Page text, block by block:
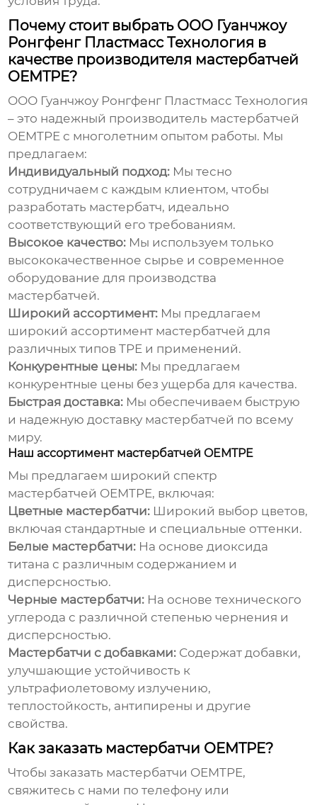
Почему стоит выбрать ООО Гуанчжоу
Ронгфенг Пластмасс Технология в
качестве производителя мастербатчей
OEMTPE?
ООО Гуанчжоу Ронгфенг Пластмасс Технология
– это надежный производитель мастербатчей
OEMTPE с многолетним опытом работы. Мы
предлагаем:
Индивидуальный подход: Мы тесно
сотрудничаем с каждым клиентом, чтобы
разработать мастербатч, идеально
соответствующий его требованиям.
Высокое качество: Мы используем только
высококачественное сырье и современное
оборудование для производства
мастербатчей.
Широкий ассортимент: Мы предлагаем
широкий ассортимент мастербатчей для
различных типов TPE и применений.
Конкурентные цены: Мы предлагаем
конкурентные цены без ущерба для качества.
Быстрая доставка: Мы обеспечиваем быструю
и надежную доставку мастербатчей по всему
миру.
Наш ассортимент мастербатчей OEMTPE
Мы предлагаем широкий спектр
мастербатчей OEMTPE, включая:
Цветные мастербатчи: Широкий выбор цветов,
включая стандартные и специальные оттенки.
Белые мастербатчи: На основе диоксида
титана с различным содержанием и
дисперсностью.
Черные мастербатчи: На основе технического
углерода с различной степенью чернения и
дисперсностью.
Мастербатчи с добавками: Содержат добавки,
улучшающие устойчивость к
ультрафиолетовому излучению,
теплостойкость, антипирены и другие
свойства.
Как заказать мастербатчи OEMTPE?
Чтобы заказать мастербатчи OEMTPE,
свяжитесь с нами по телефону или